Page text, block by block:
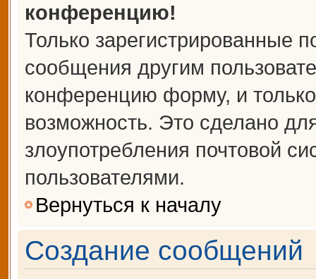
конференцию!
Только зарегистрированные
сообщения другим
конференцию форму, и
возможность. Это сделано
злоупотребления почтовой
пользователями.
Вернуться к началу
Создание сообщений